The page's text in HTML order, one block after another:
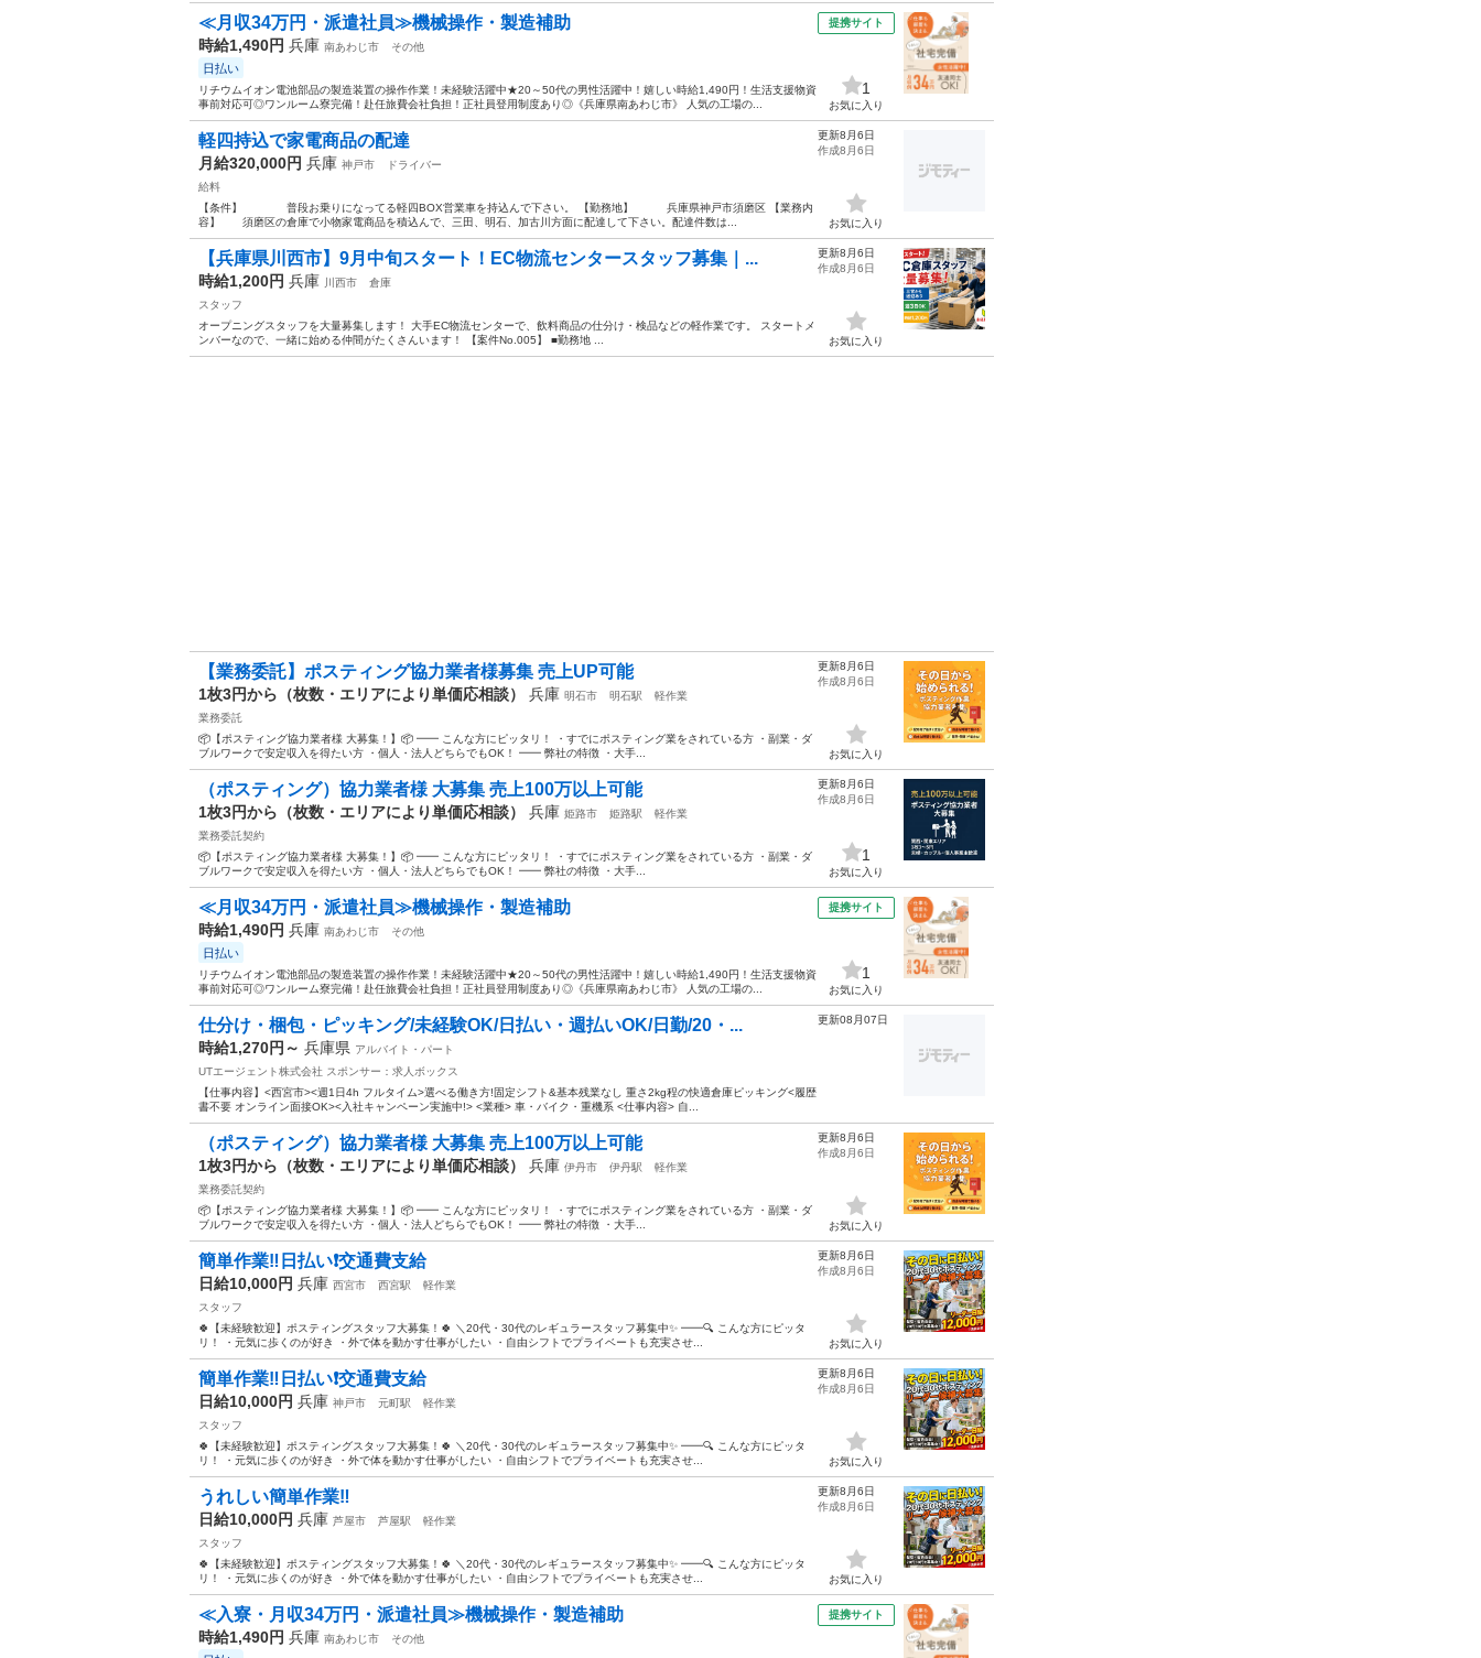
≪月収34万円・派遣社員≫機械操作・製造補助
時給1,490円 兵庫 南あわじ市 その他
日払い
リチウムイオン電池部品の製造装置の操作作業！未経験活躍中★20～50代の男性活躍中！嬉しい時給1,490円！生活支援物資
事前対応可◎ワンルーム寮完備！赴任旅費会社負担！正社員登用制度あり◎《兵庫県南あわじ市》 人気の工場の...
提携サイト
1
お気に入り
軽四持込で家電商品の配達
月給320,000円 兵庫 神戸市
ドライバー
給料
【条件】 普段お乗りになってる軽四BOX営業車を持込んで下さい。 【勤務地】 兵庫県神戸市須磨区 【業務内
容】 須磨区の倉庫で小物家電商品を積込んで、三田、明石、加古川方面に配達して下さい。配達件数は...
更新8月6日
作成8月6日
お気に入り
【兵庫県川西市】9月中旬スタート！EC物流センタースタッフ募集｜...
時給1,200円 兵庫 川西市
倉庫
スタッフ
オープニングスタッフを大量募集します！ 大手EC物流センターで、飲料商品の仕分け・検品などの軽作業です。 スタートメ
ンバーなので、一緒に始める仲間がたくさんいます！ 【案件No.005】 ■勤務地 ...
更新8月6日
作成8月6日
お気に入り
【業務委託】ポスティング協力業者様募集 売上UP可能
1枚3円から（枚数・エリアにより単価応相談） 兵庫 明石市 明石駅
軽作業
業務委託
📦【ポスティング協力業者様 大募集！】📦 ━━ こんな方にピッタリ！ ・すでにポスティング業をされている方 ・副業・ダ
ブルワークで安定収入を得たい方 ・個人・法人どちらでもOK！ ━━ 弊社の特徴 ・大手...
更新8月6日
作成8月6日
お気に入り
（ポスティング）協力業者様 大募集 売上100万以上可能
1枚3円から（枚数・エリアにより単価応相談） 兵庫 姫路市 姫路駅
軽作業
業務委託契約
📦【ポスティング協力業者様 大募集！】📦 ━━ こんな方にピッタリ！ ・すでにポスティング業をされている方 ・副業・ダ
ブルワークで安定収入を得たい方 ・個人・法人どちらでもOK！ ━━ 弊社の特徴 ・大手...
更新8月6日
作成8月6日
1
お気に入り
≪月収34万円・派遣社員≫機械操作・製造補助
時給1,490円 兵庫 南あわじ市 その他
日払い
リチウムイオン電池部品の製造装置の操作作業！未経験活躍中★20～50代の男性活躍中！嬉しい時給1,490円！生活支援物資
事前対応可◎ワンルーム寮完備！赴任旅費会社負担！正社員登用制度あり◎《兵庫県南あわじ市》 人気の工場の...
提携サイト
1
お気に入り
仕分け・梱包・ピッキング/未経験OK/日払い・週払いOK/日勤/20・...
時給1,270円～ 兵庫県 アルバイト・パート
UTエージェント株式会社 スポンサー：求人ボックス
【仕事内容】<西宮市><週1日4h フルタイム>選べる働き方!固定シフト&基本残業なし 重さ2kg程の快適倉庫ピッキング<履歴
書不要 オンライン面接OK><入社キャンペーン実施中!> <業種> 車・バイク・重機系 <仕事内容> 自...
更新08月07日
（ポスティング）協力業者様 大募集 売上100万以上可能
1枚3円から（枚数・エリアにより単価応相談） 兵庫 伊丹市 伊丹駅
軽作業
業務委託契約
📦【ポスティング協力業者様 大募集！】📦 ━━ こんな方にピッタリ！ ・すでにポスティング業をされている方 ・副業・ダ
ブルワークで安定収入を得たい方 ・個人・法人どちらでもOK！ ━━ 弊社の特徴 ・大手...
更新8月6日
作成8月6日
お気に入り
簡単作業‼️日払い❗️交通費支給
日給10,000円 兵庫 西宮市 西宮駅
軽作業
スタッフ
🍀【未経験歓迎】ポスティングスタッフ大募集！🍀 ＼20代・30代のレギュラースタッフ募集中✨ ━━🔍 こんな方にピッタ
リ！ ・元気に歩くのが好き ・外で体を動かす仕事がしたい ・自由シフトでプライベートも充実させ...
更新8月6日
作成8月6日
お気に入り
簡単作業‼️日払い❗️交通費支給
日給10,000円 兵庫 神戸市 元町駅
軽作業
スタッフ
🍀【未経験歓迎】ポスティングスタッフ大募集！🍀 ＼20代・30代のレギュラースタッフ募集中✨ ━━🔍 こんな方にピッタ
リ！ ・元気に歩くのが好き ・外で体を動かす仕事がしたい ・自由シフトでプライベートも充実させ...
更新8月6日
作成8月6日
お気に入り
うれしい簡単作業‼
日給10,000円 兵庫 芦屋市 芦屋駅
軽作業
スタッフ
🍀【未経験歓迎】ポスティングスタッフ大募集！🍀 ＼20代・30代のレギュラースタッフ募集中✨ ━━🔍 こんな方にピッタ
リ！ ・元気に歩くのが好き ・外で体を動かす仕事がしたい ・自由シフトでプライベートも充実させ...
更新8月6日
作成8月6日
お気に入り
≪入寮・月収34万円・派遣社員≫機械操作・製造補助
時給1,490円 兵庫 南あわじ市 その他
提携サイト